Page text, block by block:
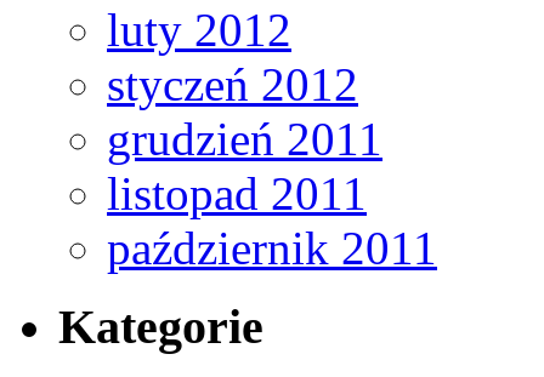
luty 2012
styczeń 2012
grudzień 2011
listopad 2011
październik 2011
Kategorie